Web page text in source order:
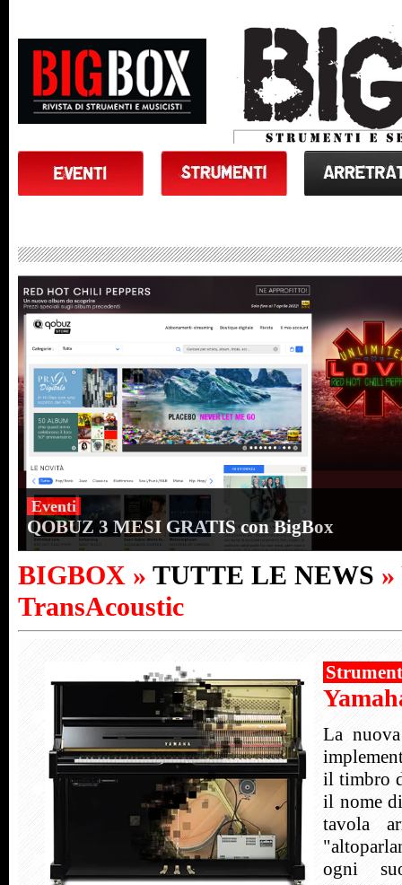
Eventi
QOBUZ 3 MESI GRATIS con BigBox
BIGBOX » TUTTE LE NEWS »
TransAcoustic
La
il timbro
il nome
tavola
ogni